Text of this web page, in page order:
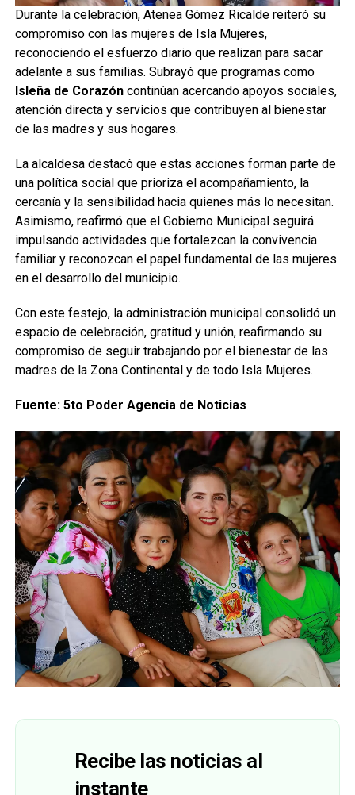
Durante la celebración, Atenea Gómez Ricalde reiteró su
compromiso con las mujeres de Isla Mujeres,
reconociendo el esfuerzo diario que realizan para sacar
adelante a sus familias. Subrayó que programas como
Isleña de Corazóncontinúan acercando apoyos sociales,
atención directa y servicios que contribuyen al bienestar
de las madres y sus hogares.
La alcaldesa destacó que estas acciones forman parte de
una política social que prioriza el acompañamiento, la
cercanía y la sensibilidad hacia quienes más lo necesitan.
Asimismo, reafirmó que el Gobierno Municipal seguirá
impulsando actividades que fortalezcan la convivencia
familiar y reconozcan el papel fundamental de las mujeres
en el desarrollo del municipio.
Con este festejo, la administración municipal consolidó un
espacio de celebración, gratitud y unión, reafirmando su
compromiso de seguir trabajando por el bienestar de las
madres de la Zona Continental y de todo Isla Mujeres.
Fuente: 5to Poder Agencia de Noticias
Recibe las noticias al
instante